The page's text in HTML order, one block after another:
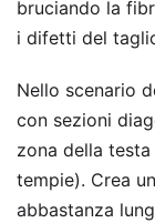
bruciando la
i difetti del
Nello scenario
con sezioni
zona della
tempie). Crea
abbastanza